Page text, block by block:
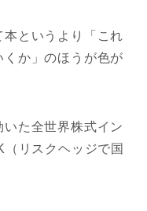
というより「これ
か」のほうが色が
た全世界株式イン
リスクヘッジで国